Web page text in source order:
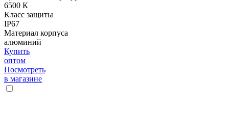
6500 К
Класс защиты
IP67
Материал корпуса
алюминий
Купить
оптом
Посмотреть
в магазине